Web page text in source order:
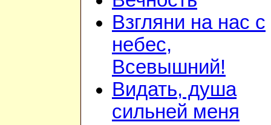
Взгляни на нас с
небес,
Всевышний!
Видать, душа
сильней меня